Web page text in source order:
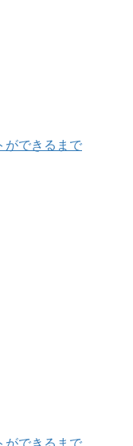
ができるまで